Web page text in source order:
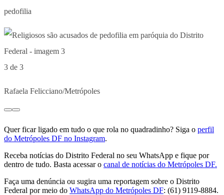
pedofilia
3 de 3
Rafaela Felicciano/Metrópoles
Quer ficar ligado em tudo o que rola no quadradinho? Siga o perfil
do Metrópoles DF no Instagram.
Receba notícias do Distrito Federal no seu WhatsApp e fique por
dentro de tudo. Basta acessar o canal de notícias do Metrópoles DF.
Faça uma denúncia ou sugira uma reportagem sobre o Distrito
Federal por meio do WhatsApp do Metrópoles DF: (61) 9119-8884.